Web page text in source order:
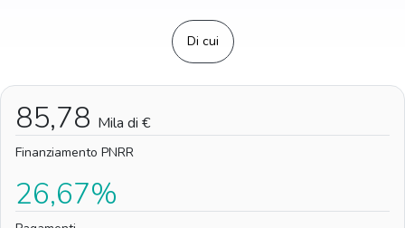
Di cui
85,78 Mila di €
Finanziamento PNRR
26,67%